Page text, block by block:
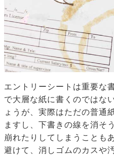
エントリーシートは重要な
で大層な紙に書くのではな
ょうが、実際はただの普通
ますし、下書きの線を消そ
崩れたりしてしまうことも
避けて、消しゴムのカスや